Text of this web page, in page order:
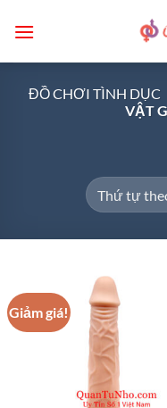
qua
ĐỒ CHƠI TÌNH DỤC
VẬT
Giảm giá!